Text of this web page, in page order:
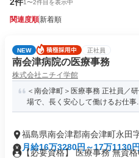
1〜2件目を表示中
関連度順新着順
NEW 正社員
南会津病院の医療事務
株式会社ニチイ学館
＜南会津町＞医療事務 正社員／
場で、長く安心して働けるお仕事
福島県南会津郡南会津町永田
月給16万3280円～17万1130円
【必要資格】 医療事務 無資